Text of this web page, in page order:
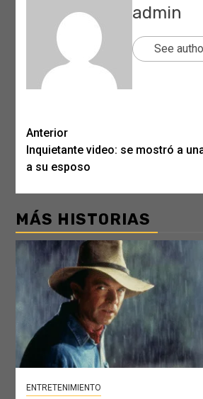
admin
See
Post
navigation
Anterior
Inquietante video: se mostró a
a su esposo
MÁS HISTORIAS
ENTRETENIMIENTO